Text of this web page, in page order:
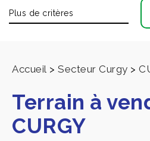
Accueil > Secteur Curgy >
Terrain à
CURGY